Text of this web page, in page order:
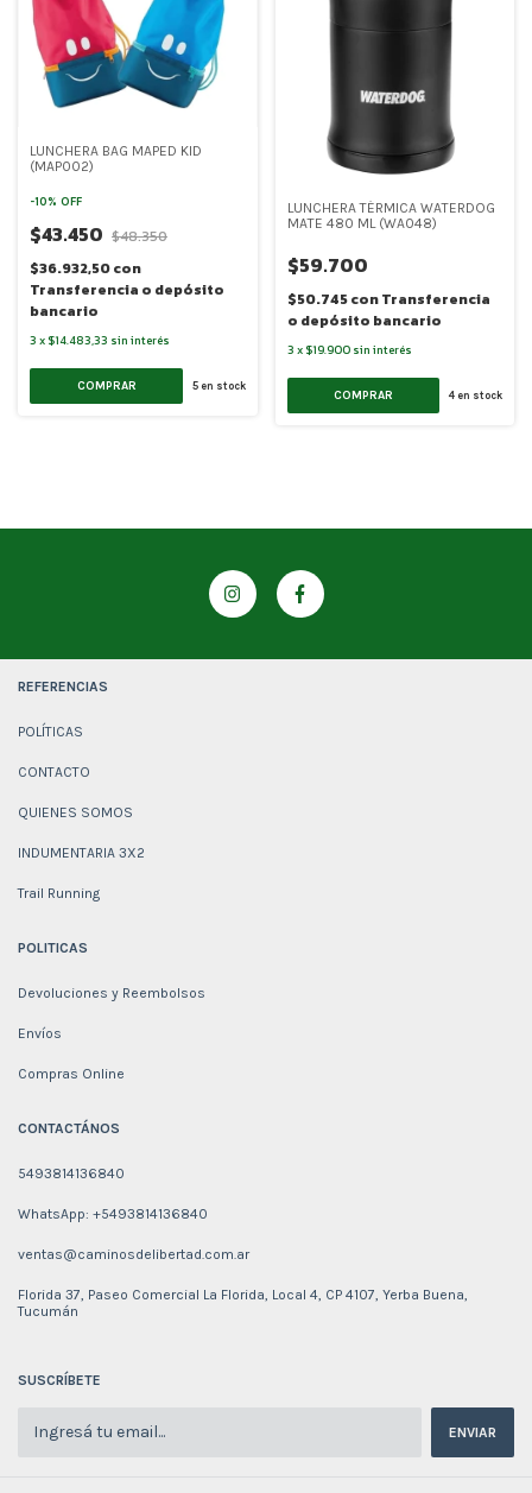
LUNCHERA BAG MAPED KID
(MAP002)
-10% OFF
$43.450 $48.350
$36.932,50con
Transferencia o depósito
bancario
3 x $14.483,33 sin interés
COMPRAR 5en stock
LUNCHERA TÉRMICA WATERDOG
MATE 480 ML (WA048)
$59.700
$50.745conTransferencia
o depósito bancario
3 x $19.900 sin interés
COMPRAR 4 en stock
REFERENCIAS
POLÍTICAS
CONTACTO
QUIENES SOMOS
INDUMENTARIA 3X2
Trail Running
POLITICAS
Devoluciones y Reembolsos
Envíos
Compras Online
CONTACTÁNOS
5493814136840
WhatsApp: +5493814136840
ventas@caminosdelibertad.com.ar
Florida 37, Paseo Comercial La Florida, Local 4, CP 4107, Yerba Buena,
Tucumán
SUSCRÍBETE